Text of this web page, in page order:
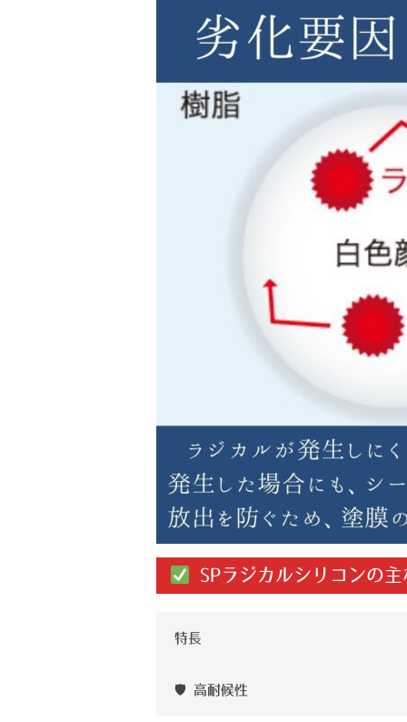
SPラジカルシリコンの
特長
🛡 高耐候性